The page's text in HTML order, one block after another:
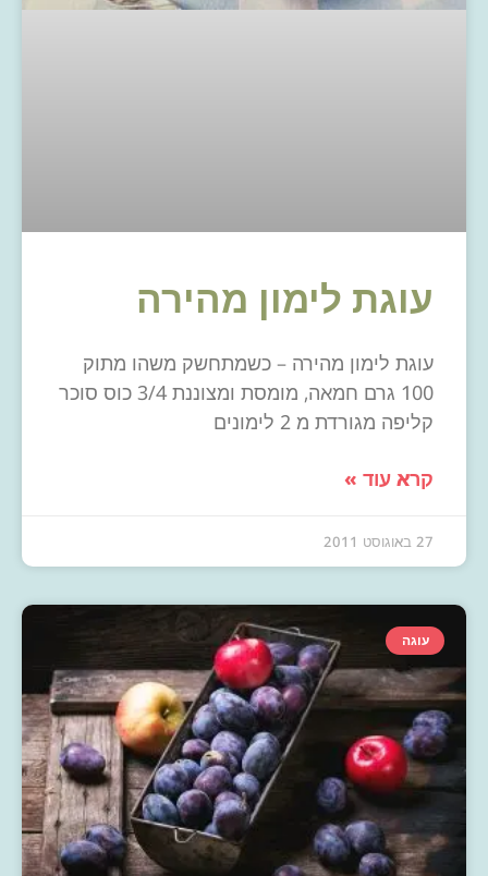
עוגת לימון מהירה
עוגת לימון מהירה – כשמתחשק משהו מתוק
100 גרם חמאה, מומסת ומצוננת 3/4 כוס סוכר
קליפה מגורדת מ 2 לימונים
קרא עוד »
27 באוגוסט 2011
עוגה